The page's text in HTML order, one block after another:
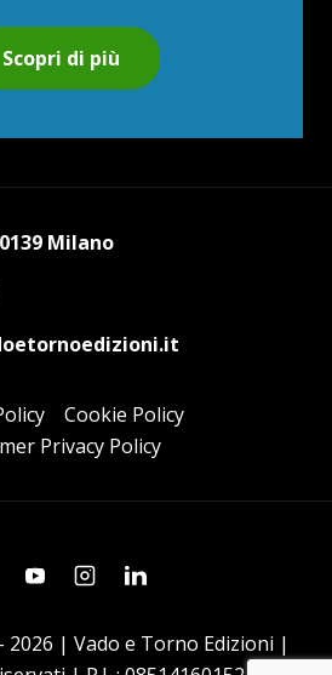
Scopri di più
Milano
Cookie Policy
Privacy Policy
YoutubeInstagramLinkedin
| Vado e Torno Edizioni |